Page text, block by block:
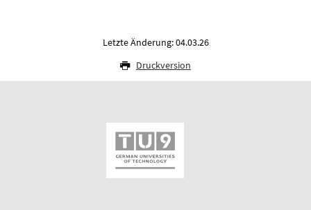
Letzte Änderung: 04.03.26
Druckversion